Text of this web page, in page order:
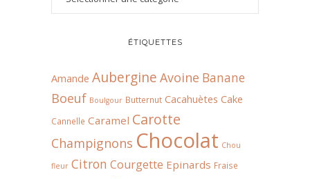
ÉTIQUETTES
Amande Aubergine Avoine Banane
Boeuf Boulgour Butternut Cacahuètes Cake
Cannelle Caramel Carotte
Champignons Chocolat Chou
fleur Citron Courgette Epinards Fraise